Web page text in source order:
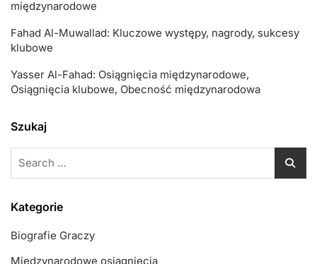
międzynarodowe
Fahad Al-Muwallad: Kluczowe występy, nagrody, sukcesy
klubowe
Yasser Al-Fahad: Osiągnięcia międzynarodowe,
Osiągnięcia klubowe, Obecność międzynarodowa
Szukaj
Kategorie
Biografie Graczy
Międzynarodowe osiągnięcia